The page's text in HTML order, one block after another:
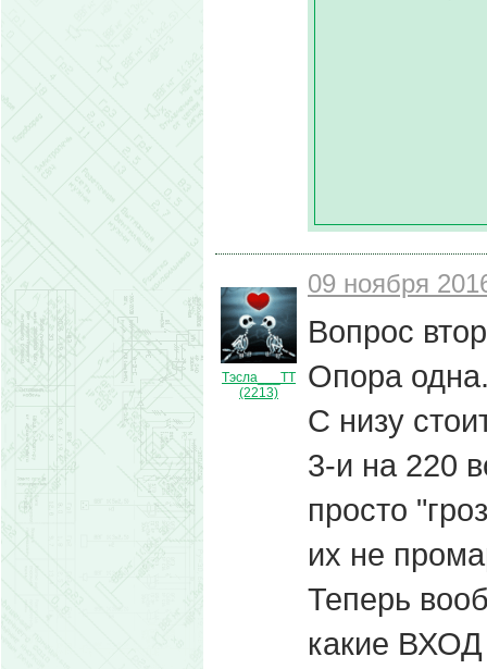
Тэсла___ТТ
(2213)
09 ноября
Вопрос
Опора
С низу
3-и на 220
просто
их не
Теперь
какие